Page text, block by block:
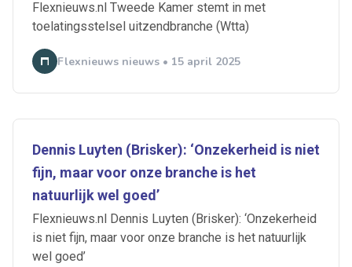
Flexnieuws.nl Tweede Kamer stemt in met
toelatingsstelsel uitzendbranche (Wtta)
Flexnieuws nieuws • 15 april 2025
Dennis Luyten (Brisker): ‘Onzekerheid is niet
fijn, maar voor onze branche is het
natuurlijk wel goed’
Flexnieuws.nl Dennis Luyten (Brisker): ‘Onzekerheid
is niet fijn, maar voor onze branche is het natuurlijk
wel goed’
Ontvang vacatures direct in
je mailbox